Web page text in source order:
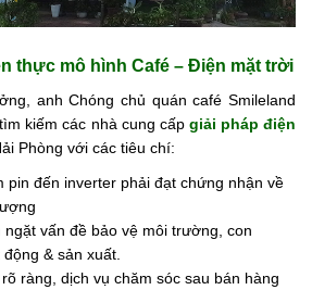
thực mô hình Café – Điện mặt trời
anh Chóng chủ quán café Smileland
kiếm các nhà cung cấp giải pháp điện
Phòng với các tiêu chí:
pin đến inverter phải đạt chứng nhận về
ngặt vấn đề bảo vệ môi trường, con
& sản xuất.
ràng, dịch vụ chăm sóc sau bán hàng